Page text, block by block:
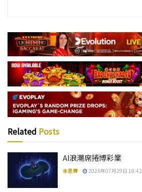
Related Posts
AI浪潮席捲博彩業
本思齊 2026年07月29日 18:42